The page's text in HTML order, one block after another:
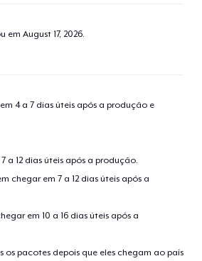
em August 17, 2026.
4 a 7 dias úteis após a produção e
a 12 dias úteis após a produção.
chegar em 7 a 12 dias úteis após a
em 10 a 16 dias úteis após a
os pacotes depois que eles chegam ao país